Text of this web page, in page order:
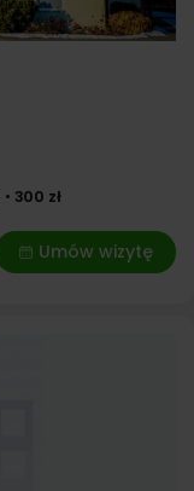
300 zł
Umów wizytę